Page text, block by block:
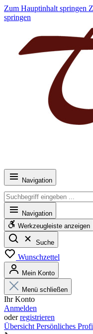
Zum Hauptinhalt springen
springen
Navigation
Navigation
Werkzeugleiste anzeigen
Suche
Wunschzettel
Mein Konto
Menü schließen
Ihr Konto
Anmelden
oderregistrieren
Übersicht Persönliches